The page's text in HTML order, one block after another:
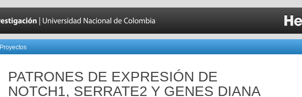
Proyectos
PATRONES DE EXPRESIÓN DE
NOTCH1, SERRATE2 Y GENES DIANA